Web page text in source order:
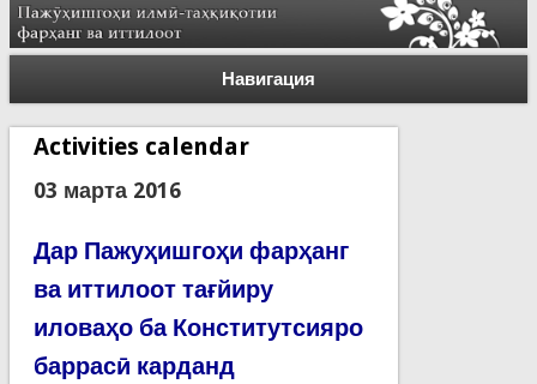
Навигация
Activities calendar
03 марта 2016
Дар Пажуҳишгоҳи фарҳанг
ва иттилоот тағйиру
иловаҳо ба Конститутсияро
баррасӣ карданд